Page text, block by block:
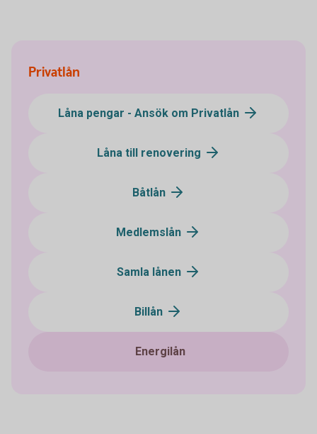
Privatlån
Låna pengar - Ansök om Privatlån
Låna till renovering
Båtlån
Medlemslån
Samla lånen
Billån
Energilån